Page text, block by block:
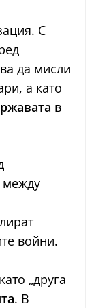
С
да мисли
а като
в
между
войни.
„друга
. В